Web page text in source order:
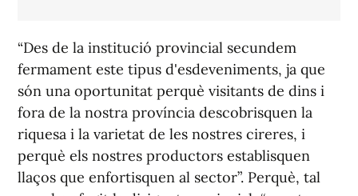
“Des de la institució provincial secundem
fermament este tipus d'esdeveniments, ja que
són una oportunitat perquè visitants de dins i
fora de la nostra província descobrisquen la
riquesa i la varietat de les nostres cireres, i
perquè els nostres productors establisquen
llaços que enfortisquen al sector”. Perquè, tal